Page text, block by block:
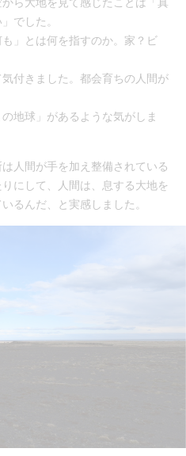
でした。
も」とは何を指すのか。家？ビ
付きました。都会育ちの人間が
地球」があるような気がしま
人間が手を加え整備されている
にして、人間は、息する大地を
るんだ、と実感しました。